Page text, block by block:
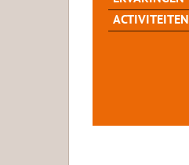
ACTIVITEITEN